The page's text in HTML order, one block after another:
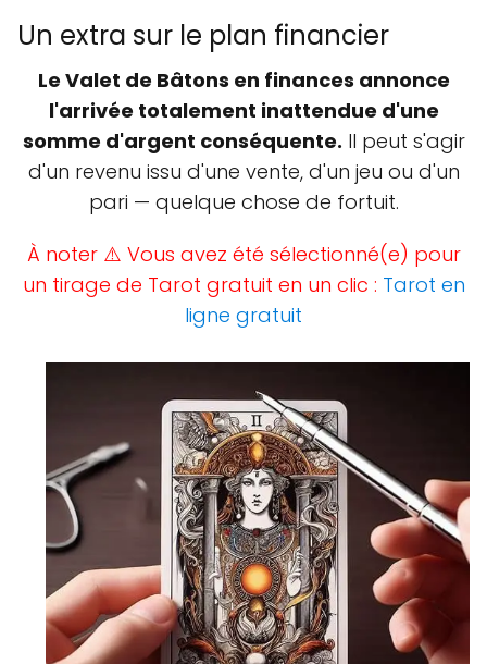
Un extra sur le plan financier
Le Valet de Bâtons en finances annonce
l'arrivée totalement inattendue d'une
somme d'argent conséquente. Il peut s'agir
d'un revenu issu d'une vente, d'un jeu ou d'un
pari — quelque chose de fortuit.
À noter ⚠️ Vous avez été sélectionné(e) pour
un tirage de Tarot gratuit en un clic : Tarot en
ligne gratuit